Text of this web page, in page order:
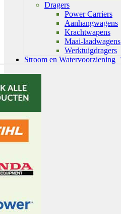
Dragers
Power Carriers
Aanhangwagens
Krachtwapens
Maai-laadwagens
Werktuigdragers
Stroom en Watervoorziening